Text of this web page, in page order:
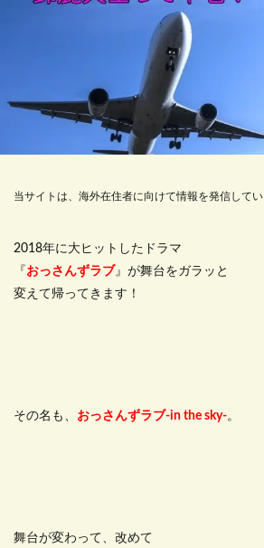
当サイトは、海外在住者に向けて情報を発信してい
2018年に大ヒットしたドラマ
『 おっさんずラブ』が舞台をガラッと
変えて帰ってきます！
その名も、 おっさんずラブ-in the sky-。
舞台が変わって、改めて